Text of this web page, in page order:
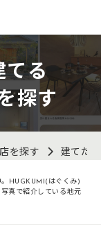
てる
探す
を探す 建てた
。HUGKUMI(はぐくみ)
真で紹介している地元